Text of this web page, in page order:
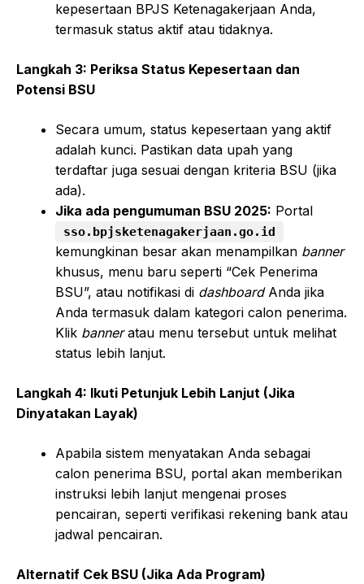
kepesertaan BPJS Ketenagakerjaan Anda,
termasuk status aktif atau tidaknya.
Langkah 3: Periksa Status Kepesertaan dan
Potensi BSU
Secara umum, status kepesertaan yang aktif
adalah kunci. Pastikan data upah yang
terdaftar juga sesuai dengan kriteria BSU (jika
ada).
Jika ada pengumuman BSU 2025: Portal
sso.bpjsketenagakerjaan.go.id
kemungkinan besar akan menampilkan banner
khusus, menu baru seperti “Cek Penerima
BSU”, atau notifikasi di dashboardAnda jika
Anda termasuk dalam kategori calon penerima.
Klik banneratau menu tersebut untuk melihat
status lebih lanjut.
Langkah 4: Ikuti Petunjuk Lebih Lanjut (Jika
Dinyatakan Layak)
Apabila sistem menyatakan Anda sebagai
calon penerima BSU, portal akan memberikan
instruksi lebih lanjut mengenai proses
pencairan, seperti verifikasi rekening bank atau
jadwal pencairan.
Alternatif Cek BSU (Jika Ada Program)